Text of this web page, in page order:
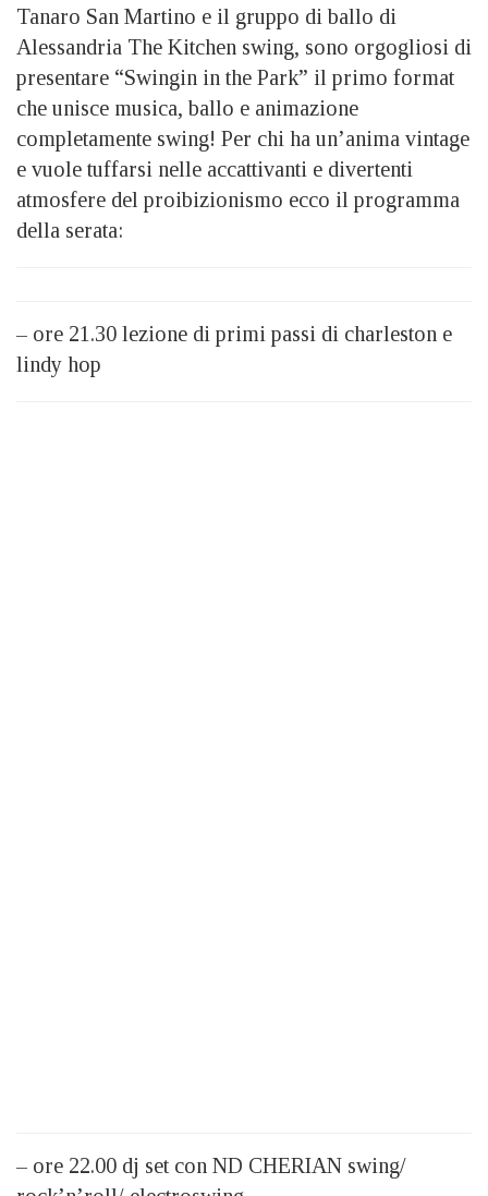
Tanaro San Martino e il gruppo di ballo di
Alessandria The Kitchen swing, sono orgogliosi di
presentare “Swingin in the Park” il primo format
che unisce musica, ballo e animazione
completamente swing! Per chi ha un’anima vintage
e vuole tuffarsi nelle accattivanti e divertenti
atmosfere del proibizionismo ecco il programma
della serata:
– ore 21.30 lezione di primi passi di charleston e
lindy hop
– ore 22.00 dj set con ND CHERIAN swing/